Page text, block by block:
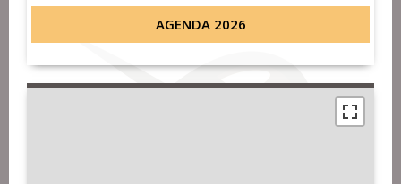
AGENDA 2026